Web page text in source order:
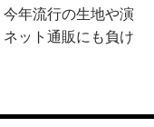
年流行の生地や演
ット通販にも負け